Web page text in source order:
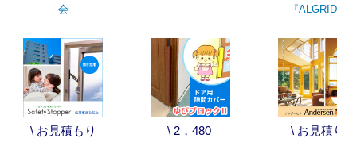
会
『ALGRID
\ お見積もり \ 2，480 \ お見積